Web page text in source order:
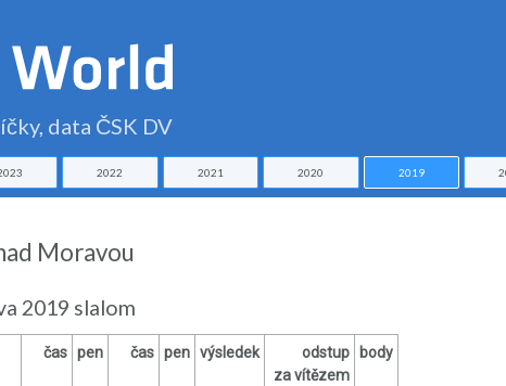
data ČSK DV
2022 2021 2020 2019
Moravou
2019 slalom
čas pen čas pen výsledek
odstup
za vítězem
body